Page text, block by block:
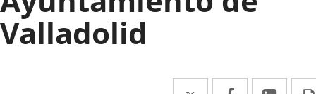
Valladolid